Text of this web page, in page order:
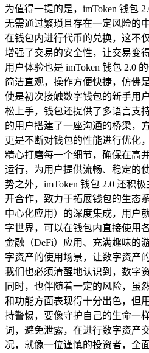
为值得一提的是，imToken 钱包
无需通过繁琐且存在一定风险的
在钱包内进行代币的兑换，这不
增强了交易的安全性，让交易变
用户体验也是 imToken 钱包 2.0
简洁直观，操作方便快捷，仿佛
使是初次接触数字钱包的新手用
松上手，钱包还提供了多语言支
的用户搭建了一座沟通的桥梁，
更是不断对钱包的性能进行优化
精心打磨每一个细节，确保在高
运行，为用户提供流畅、稳定的
势之外，imToken 钱包 2.0 还积
开合作，致力于拓展钱包的生态
中心化应用）的深度集成，用户
字世界，可以在钱包内直接使用
金融（DeFi）应用、充满趣味的
字资产的使用场景，让数字资产
我们也必须清醒地认识到，数字
同时，也伴随着一定的风险，虽
和功能方面表现得十分出色，但
持警惕，要像守护自己的生命一
词，避免泄露，在进行数字资产
况，就像一位谨慎的投资者，全